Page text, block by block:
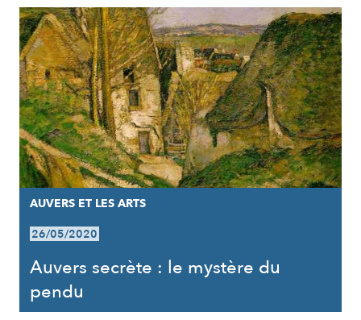
AUVERS ET LES ARTS
26/05/2020
Auvers secrète : le mystère du
pendu